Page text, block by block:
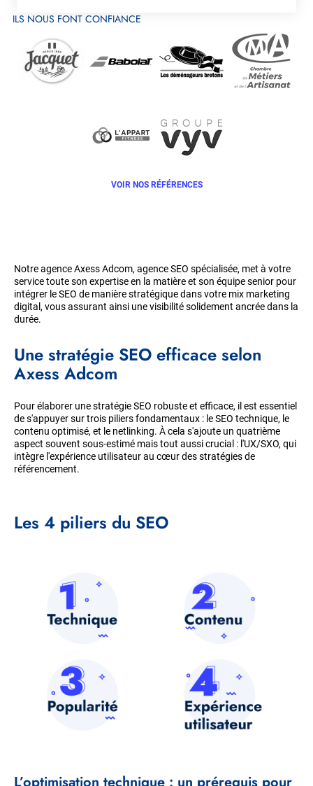
ILS NOUS FONT CONFIANCE
VOIR NOS RÉFÉRENCES
Notre agence Axess Adcom, agence SEO spécialisée, met à votre
service toute son expertise en la matière et son équipe senior pour
intégrer le SEO de manière stratégique dans votre mix marketing
digital, vous assurant ainsi une visibilité solidement ancrée dans la
durée.
Une stratégie SEO efficace selon
Axess Adcom
Pour élaborer une stratégie SEO robuste et efficace, il est essentiel
de s'appuyer sur trois piliers fondamentaux : le SEO technique, le
contenu optimisé, et le netlinking. À cela s'ajoute un quatrième
aspect souvent sous-estimé mais tout aussi crucial : l'UX/SXO, qui
intègre l'expérience utilisateur au cœur des stratégies de
référencement.
Les 4 piliers du SEO
source
source
source
source